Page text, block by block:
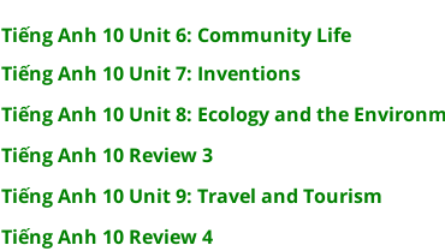
Tiếng Anh 10 Unit 6: Community Life
Tiếng Anh 10 Unit 7: Inventions
Tiếng Anh 10 Unit 8: Ecology and the
Tiếng Anh 10 Review 3
Tiếng Anh 10 Unit 9: Travel and Tourism
Tiếng Anh 10 Review 4